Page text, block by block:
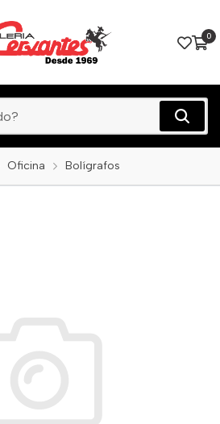
0
Oficina Bolígrafos